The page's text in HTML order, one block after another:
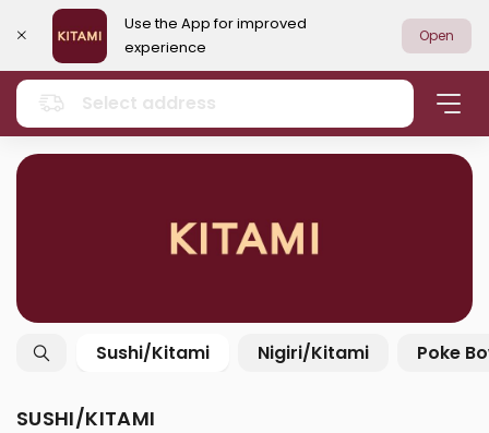
Use the App for improved
experience
Open
Select address
Sushi/Kitami Nigiri/Kitami Poke
SUSHI/KITAMI